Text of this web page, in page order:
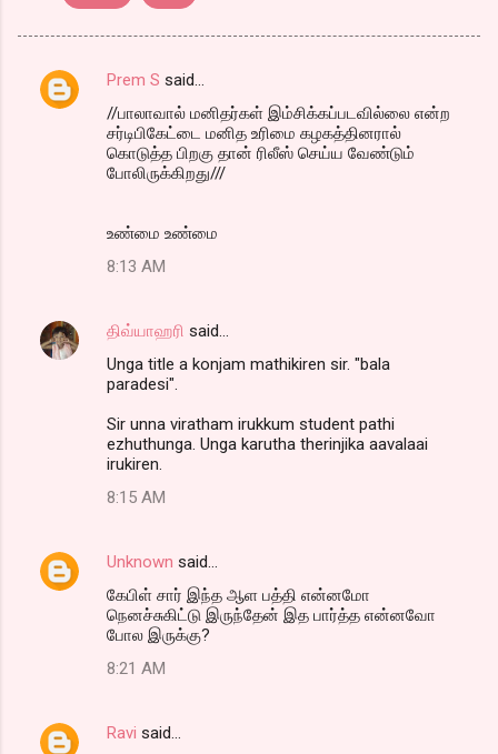
C
Prem S said…
//பாலாவால் மனிதர்கள் இம்சிக்கப்படவில்லை என்ற
சர்டிபிகேட்டை மனித உரிமை கழகத்தினரால்
கொடுத்த பிறகு தான் ரிலீஸ் செய்ய வேண்டும்
போலிருக்கிறது///
உண்மை உண்மை
8:13 AM
திவ்யாஹரி said…
Unga title a konjam mathikiren sir. "bala
paradesi".
Sir unna viratham irukkum student pathi
ezhuthunga. Unga karutha therinjika aavalaai
irukiren.
8:15 AM
Unknown said…
கேபிள் சார் இந்த ஆள பத்தி என்னமோ
நெனச்சுகிட்டு இருந்தேன் இத பார்த்த என்னவோ
போல இருக்கு?
8:21 AM
Ravi said…